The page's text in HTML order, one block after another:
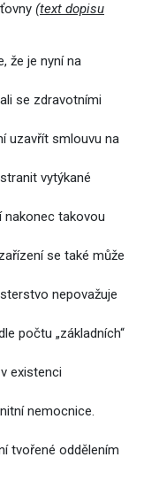
(text dopisu
že je nyní na
se zdravotními
uzavřít smlouvu na
vytýkané
nakonec takovou
se také může
nepovažuje
počtu „základních“
existenci
nemocnice.
tvořené oddělením